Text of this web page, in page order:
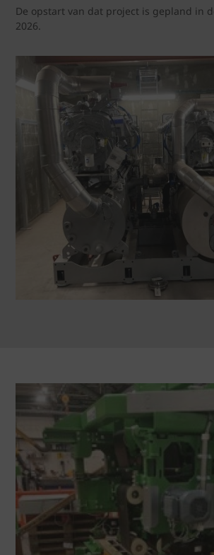
De opstart van dat project is gepland in
2026.